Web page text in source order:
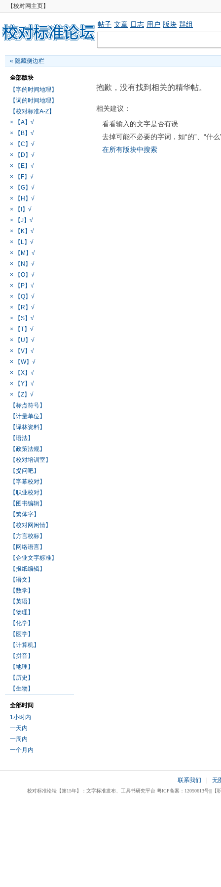
【校对网主页】
帖子 文章 日志 用户 版块 群组
« 隐藏侧边栏
全部版块
【字的时间地理】
【词的时间地理】
【校对标准A-Z】
× 【A】√
× 【B】√
× 【C】√
× 【D】√
× 【E】√
× 【F】√
× 【G】√
× 【H】√
× 【I】√
× 【J】√
× 【K】√
× 【L】√
× 【M】√
× 【N】√
× 【O】√
× 【P】√
× 【Q】√
× 【R】√
× 【S】√
× 【T】√
× 【U】√
× 【V】√
× 【W】√
× 【X】√
× 【Y】√
× 【Z】√
【标点符号】
【计量单位】
【译林资料】
【语法】
【政策法规】
【校对培训室】
【提问吧】
【字幕校对】
【职业校对】
【图书编辑】
【繁体字】
【校对网闲情】
【方言校标】
【网络语言】
【企业文字标准】
【报纸编辑】
【语文】
【数学】
【英语】
【物理】
【化学】
【医学】
【计算机】
【拼音】
【地理】
【历史】
【生物】
全部时间
1小时内
一天内
一周内
一个月内
抱歉，没有找到相关的精华帖。
相关建议：
看看输入的文字是否有误
去掉可能不必要的字词，如“的”、“什么
在所有版块中搜索
联系我们 无
校对标准论坛【第15年】：文字标准发布、工具书研究平台 粤ICP备案：12050613号|||【